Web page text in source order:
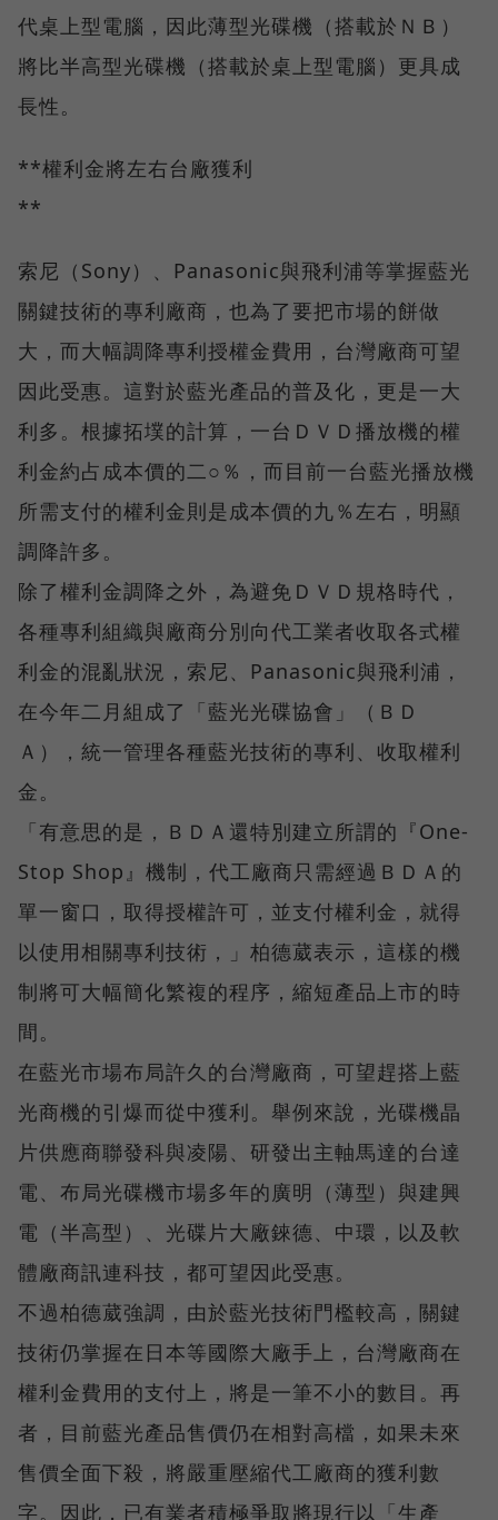
代桌上型電腦，因此薄型光碟機（搭載於ＮＢ）
將比半高型光碟機（搭載於桌上型電腦）更具成
長性。
**權利金將左右台廠獲利
**
索尼（Sony）、Panasonic與飛利浦等掌握藍光
關鍵技術的專利廠商，也為了要把市場的餅做
大，而大幅調降專利授權金費用，台灣廠商可望
因此受惠。這對於藍光產品的普及化，更是一大
利多。根據拓墣的計算，一台ＤＶＤ播放機的權
利金約占成本價的二○％，而目前一台藍光播放機
所需支付的權利金則是成本價的九％左右，明顯
調降許多。
除了權利金調降之外，為避免ＤＶＤ規格時代，
各種專利組織與廠商分別向代工業者收取各式權
利金的混亂狀況，索尼、Panasonic與飛利浦，
在今年二月組成了「藍光光碟協會」（ＢＤ
Ａ），統一管理各種藍光技術的專利、收取權利
金。
「有意思的是，ＢＤＡ還特別建立所謂的『One-
Stop Shop』機制，代工廠商只需經過ＢＤＡ的
單一窗口，取得授權許可，並支付權利金，就得
以使用相關專利技術，」柏德葳表示，這樣的機
制將可大幅簡化繁複的程序，縮短產品上市的時
間。
在藍光市場布局許久的台灣廠商，可望趕搭上藍
光商機的引爆而從中獲利。舉例來說，光碟機晶
片供應商聯發科與凌陽、研發出主軸馬達的台達
電、布局光碟機市場多年的廣明（薄型）與建興
電（半高型）、光碟片大廠錸德、中環，以及軟
體廠商訊連科技，都可望因此受惠。
不過柏德葳強調，由於藍光技術門檻較高，關鍵
技術仍掌握在日本等國際大廠手上，台灣廠商在
權利金費用的支付上，將是一筆不小的數目。再
者，目前藍光產品售價仍在相對高檔，如果未來
售價全面下殺，將嚴重壓縮代工廠商的獲利數
字。因此，已有業者積極爭取將現行以「生產